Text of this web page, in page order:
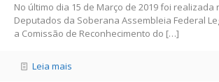
No último dia 15 de Março de 2019 foi realizada
Deputados da Soberana Assembleia Federal
a Comissão de Reconhecimento do […]
Leia mais